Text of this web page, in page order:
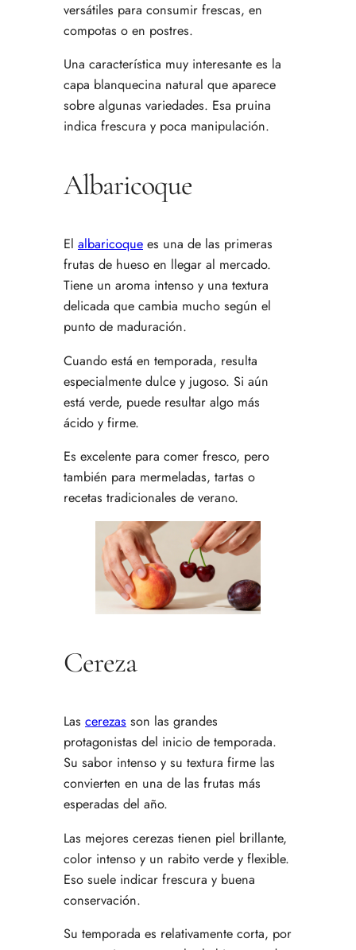
versátiles para consumir frescas, en
compotas o en postres.
Una característica muy interesante es la
capa blanquecina natural que aparece
sobre algunas variedades. Esa pruina
indica frescura y poca manipulación.
Albaricoque
El albaricoque es una de las primeras
frutas de hueso en llegar al mercado.
Tiene un aroma intenso y una textura
delicada que cambia mucho según el
punto de maduración.
Cuando está en temporada, resulta
especialmente dulce y jugoso. Si aún
está verde, puede resultar algo más
ácido y firme.
Es excelente para comer fresco, pero
también para mermeladas, tartas o
recetas tradicionales de verano.
Cereza
Las cerezas son las grandes
protagonistas del inicio de temporada.
Su sabor intenso y su textura firme las
convierten en una de las frutas más
esperadas del año.
Las mejores cerezas tienen piel brillante,
color intenso y un rabito verde y flexible.
Eso suele indicar frescura y buena
conservación.
Su temporada es relativamente corta, por